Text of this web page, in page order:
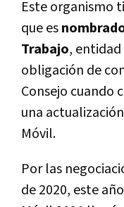
Este organismo
que es
Trabajo,
obligación de
Consejo cuando
una
Móvil.
Por las
de 2020, este